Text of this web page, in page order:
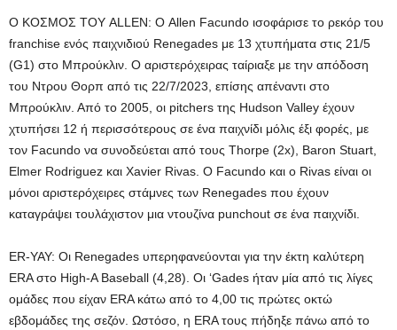
Ο ΚΟΣΜΟΣ ΤΟΥ ALLEN: Ο Allen Facundo ισοφάρισε το ρεκόρ του
franchise ενός παιχνιδιού Renegades με 13 χτυπήματα στις 21/5
(G1) στο Μπρούκλιν. Ο αριστερόχειρας ταίριαξε με την απόδοση
του Ντρου Θορπ από τις 22/7/2023, επίσης απέναντι στο
Μπρούκλιν. Από το 2005, οι pitchers της Hudson Valley έχουν
χτυπήσει 12 ή περισσότερους σε ένα παιχνίδι μόλις έξι φορές, με
τον Facundo να συνοδεύεται από τους Thorpe (2x), Baron Stuart,
Elmer Rodriguez και Xavier Rivas. Ο Facundo και ο Rivas είναι οι
μόνοι αριστερόχειρες στάμνες των Renegades που έχουν
καταγράψει τουλάχιστον μια ντουζίνα punchout σε ένα παιχνίδι.
ER-YAY: Οι Renegades υπερηφανεύονται για την έκτη καλύτερη
ERA στο High-A Baseball (4,28). Οι ‘Gades ήταν μία από τις λίγες
ομάδες που είχαν ERA κάτω από το 4,00 τις πρώτες οκτώ
εβδομάδες της σεζόν. Ωστόσο, η ERA τους πήδηξε πάνω από το